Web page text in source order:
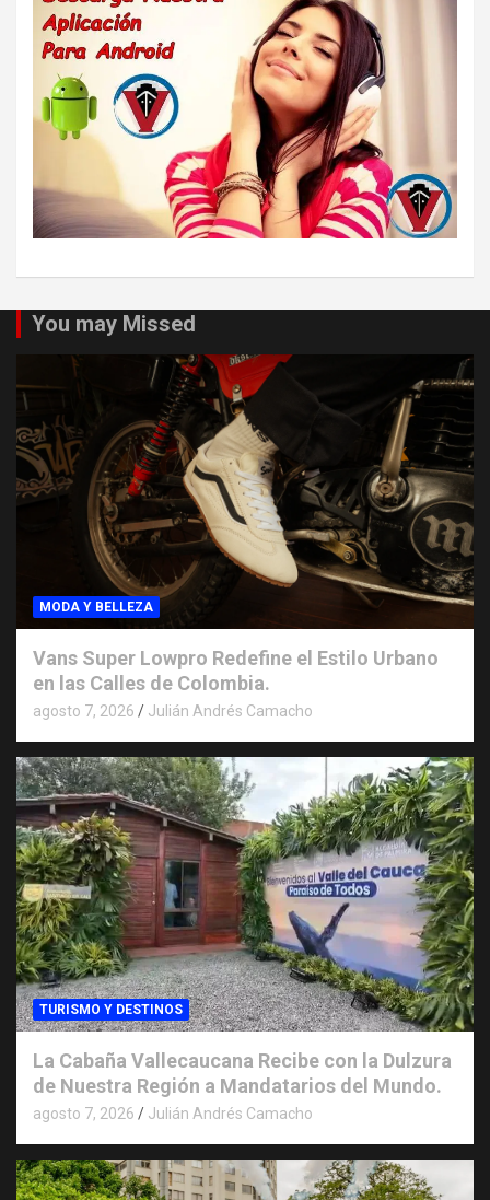
You may Missed
MODA Y BELLEZA
Vans Super Lowpro Redefine el Estilo Urbano
en las Calles de Colombia.
agosto 7, 2026 Julián Andrés Camacho
TURISMO Y DESTINOS
La Cabaña Vallecaucana Recibe con la Dulzura
de Nuestra Región a Mandatarios del Mundo.
agosto 7, 2026 Julián Andrés Camacho